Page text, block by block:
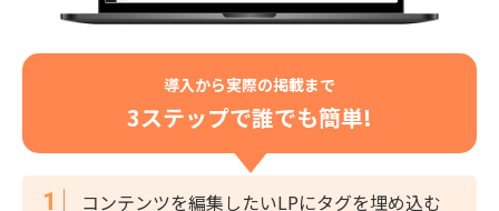
導入から実際の掲載まで
3ステップで誰でも簡単!
コンテンツを編集したいLPにタグを埋め込む